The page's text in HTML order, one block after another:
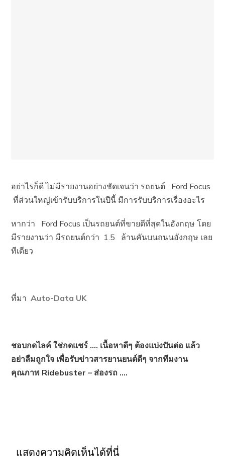
อย่าไรก็ดี ไม่มีรายงานอย่างชัดเจนว่า รถยนต์ Ford Focus
ที่ส่วนใหญ่เข้ารับบริการในปีนี้ มีการรับบริการเรื่องอะไร
หากว่า Ford Focus เป็นรถยนต์ที่ขายดีที่สุดในอังกฤษ โดย
มีรายงานว่า มีรถยนต์กว่า 1.5 ล้านคันบนถนนอังกฤษ เลย
ทีเดียว
ที่มาAuto-Data UK
ชอบกดไลค์ ใช่กดแชร์ …. เนื้อหาดีๆ ต้องแบ่งปันต่อ แล้ว
อย่าลืมถูกใจ เพื่อรับข่าวสารยานยนต์ดีๆ จากทีมงาน
คุณภาพ Ridebuster – ส่องรถ ….
แสดงความคิดเห็นได้ที่นี่